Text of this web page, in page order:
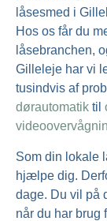
låsesmed i
Hos os får du
låsebranchen,
Gilleleje har vi
tusindvis af
dørautomatik til
Som din lokale
hjælpe dig.
dage. Du vil på
når du har brug